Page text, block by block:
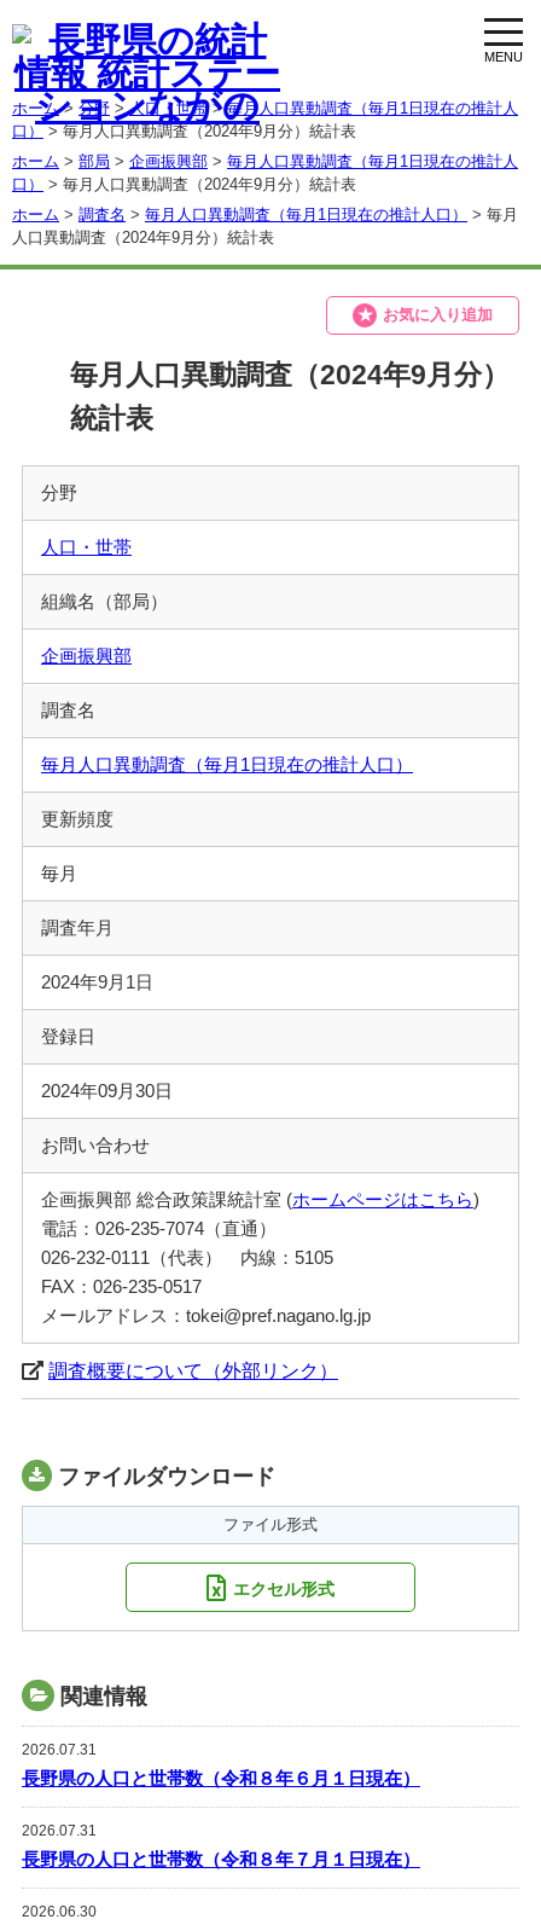
ホーム> 分野 >人口・世帯>毎月人口異動調査（毎月1日現在の推計人
口）
> 毎月人口異動調査（2024年9月分）統計表
ホーム > 部局 > 企画振興部 > 毎月人口異動調査（毎月1日現在の推計人
口）
> 毎月人口異動調査（2024年9月分）統計表
ホーム > 調査名 > 毎月人口異動調査（毎月1日現在の推計人口）
> 毎月
人口異動調査（2024年9月分）統計表
毎月人口異動調査（2024年9月分）
統計表
お気に入り追加
分野
人口・世帯
組織名（部局）
企画振興部
調査名
毎月人口異動調査（毎月1日現在の推計人口）
更新頻度
毎月
調査年月
2024年9月1日
登録日
2024年09月30日
お問い合わせ
企画振興部 総合政策課統計室 (ホームページはこちら)
電話：026-235-7074（直通）
026-232-0111（代表） 内線：5105
FAX：026-235-0517
メールアドレス：tokei@pref.nagano.lg.jp
調査概要について（外部リンク）
ファイルダウンロード
ファイル形式
エクセル形式
関連情報
2026.07.31
長野県の人口と世帯数（令和８年６月１日現在）
2026.07.31
長野県の人口と世帯数（令和８年７月１日現在）
2026.06.30